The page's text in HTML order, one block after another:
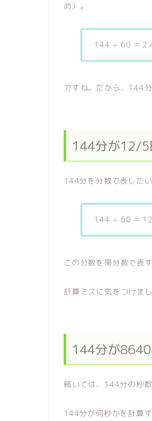
め）。
144 ÷ 60 =
ですね。だから、144
144分が12/5
144分を分数で表した
144 ÷ 60 =
この分数を帯分数で表
計算ミスに気をつけまし
144分が
続いては、144分の秒
144分が何秒かを計算